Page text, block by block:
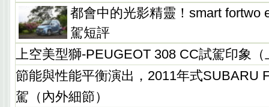
都會中的光影精靈！smart fortwo
駕短評
上空美型獅-PEUGEOT 308 CC試駕印象（
節能與性能平衡演出，2011年式SUBARU
駕（內外細節）